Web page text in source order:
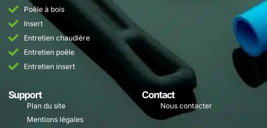
Poêle à bois
Insert
Entretien chaudière
Entretien poêle
Entretien insert
Support
Plan du site
Mentions légales
Contact
Nous contacter